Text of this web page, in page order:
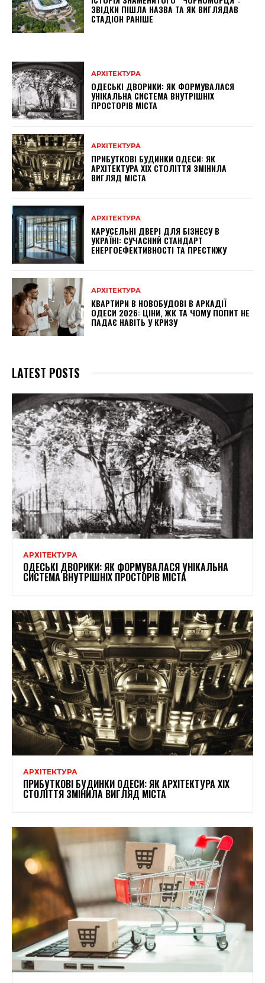
ЗВІДКИ ПІШЛА НАЗВА ТА ЯК ВИГЛЯДАВ
СТАДІОН РАНІШЕ
АРХІТЕКТУРА
ОДЕСЬКІ ДВОРИКИ: ЯК ФОРМУВАЛАСЯ
УНІКАЛЬНА СИСТЕМА ВНУТРІШНІХ
ПРОСТОРІВ МІСТА
АРХІТЕКТУРА
ПРИБУТКОВІ БУДИНКИ ОДЕСИ: ЯК
АРХІТЕКТУРА XIX СТОЛІТТЯ ЗМІНИЛА
ВИГЛЯД МІСТА
АРХІТЕКТУРА
КАРУСЕЛЬНІ ДВЕРІ ДЛЯ БІЗНЕСУ В
УКРАЇНІ: СУЧАСНИЙ СТАНДАРТ
ЕНЕРГОЕФЕКТИВНОСТІ ТА ПРЕСТИЖУ
АРХІТЕКТУРА
КВАРТИРИ В НОВОБУДОВІ В АРКАДІЇ
ОДЕСИ 2026: ЦІНИ, ЖК ТА ЧОМУ ПОПИТ НЕ
ПАДАЄ НАВІТЬ У КРИЗУ
LATEST POSTS
АРХІТЕКТУРА
ОДЕСЬКІ ДВОРИКИ: ЯК ФОРМУВАЛАСЯ УНІКАЛЬНА
СИСТЕМА ВНУТРІШНІХ ПРОСТОРІВ МІСТА
АРХІТЕКТУРА
ПРИБУТКОВІ БУДИНКИ ОДЕСИ: ЯК АРХІТЕКТУРА XIX
СТОЛІТТЯ ЗМІНИЛА ВИГЛЯД МІСТА